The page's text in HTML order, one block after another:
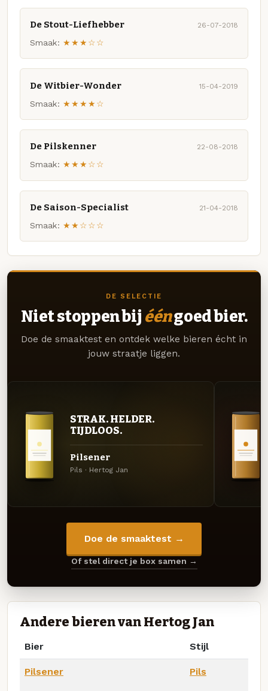
De Stout-Liefhebber 26-07-2018
Smaak: ★★★☆☆
De Witbier-Wonder 15-04-2019
Smaak: ★★★★☆
De Pilskenner 22-08-2018
Smaak: ★★★☆☆
De Saison-Specialist 21-04-2018
Smaak: ★★☆☆☆
DE SELECTIE
Niet stoppen bij ééngoed bier.
Doe de smaaktest en ontdek welke bieren écht in
jouw straatje liggen.
STRAK. HELDER.
TIJDLOOS.
Pilsener
Pils · Hertog Jan
Doe de smaaktest →
Of stel direct je box samen →
Andere bieren van Hertog Jan
Bier Stijl
Pilsener Pils